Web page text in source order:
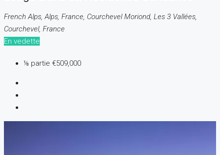
French Alps, Alps, France, Courchevel Moriond, Les 3 Vallées,
Courchevel, France
En vedette
⅛ partie €509,000